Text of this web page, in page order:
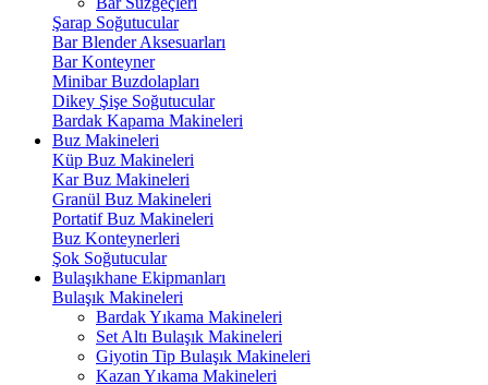
Şarap Soğutucular
Bar Blender Aksesuarları
Bar Konteyner
Minibar Buzdolapları
Dikey Şişe Soğutucular
Bardak Kapama Makineleri
Buz Makineleri
Küp Buz Makineleri
Kar Buz Makineleri
Granül Buz Makineleri
Portatif Buz Makineleri
Buz Konteynerleri
Şok Soğutucular
Bulaşıkhane Ekipmanları
Bulaşık Makineleri
Bardak Yıkama Makineleri
Set Altı Bulaşık Makineleri
Giyotin Tip Bulaşık Makineleri
Kazan Yıkama Makineleri